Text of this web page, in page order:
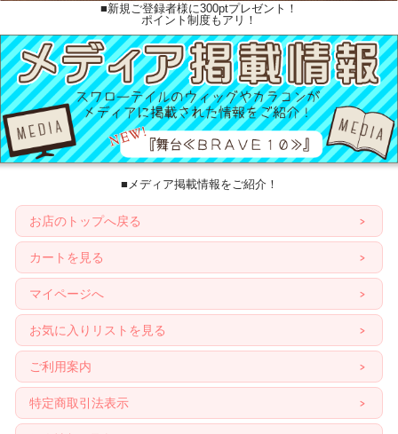
■新規ご登録者様に300ptプレゼント！
ポイント制度もアリ！
■メディア掲載情報をご紹介！
お店のトップへ戻る
カートを見る
マイページへ
お気に入りリストを見る
ご利用案内
特定商取引法表示